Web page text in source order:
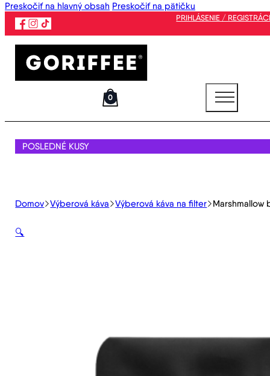
Preskočiť na hlavný obsah Preskočiť na pätičku
PRIHLÁSENIE /
0
POSLEDNÉ KUSY
Domov Výberová káva Výberová káva na filter Marshmallow
🔍